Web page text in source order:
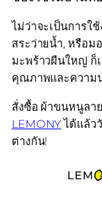
ไม่ว่าจะเป็นการใ
สระว่ายน้ำ, หรือ
มะพร้าวผืนใหญ่ ก็
คุณภาพและความ
สั่งซื้อ ผ้าขนหนูลา
LEMONYได้แล้ว
ต่างกัน!